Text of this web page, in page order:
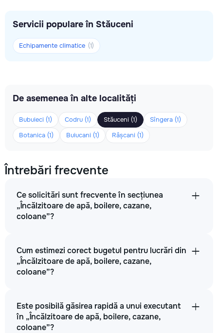
Servicii populare în Stăuceni
Echipamente climatice (1)
De asemenea în alte localități
Bubuieci (1) Codru (1) Stăuceni (1)
Sîngera (1)
Botanica (1)
Buiucani (1) Râșcani (1)
Întrebări frecvente
Ce solicitări sunt frecvente în secțiunea
„Încălzitoare de apă, boilere, cazane,
coloane”?
Cum estimezi corect bugetul pentru lucrări din
„Încălzitoare de apă, boilere, cazane,
coloane”?
Este posibilă găsirea rapidă a unui executant
în „Încălzitoare de apă, boilere, cazane,
coloane”?